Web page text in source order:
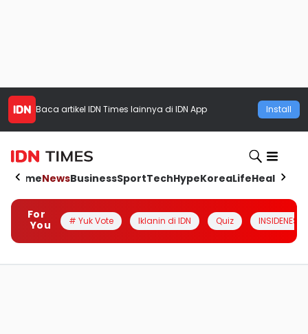
Baca artikel IDN Times lainnya di IDN App Install
HomeNewsBusinessSportTechHypeKoreaLifeHealth
For
You
# Yuk Vote Iklanin di IDN Quiz INSIDENESIA